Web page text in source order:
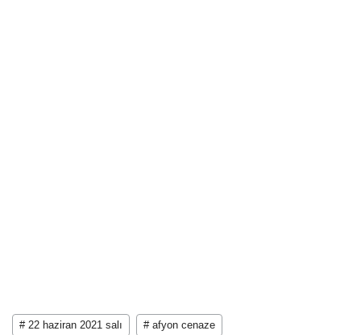
# 22 haziran 2021 salı # afyon cenaze